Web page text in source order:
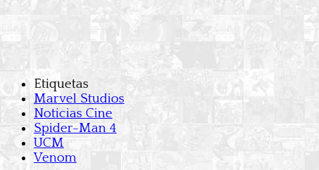
Etiquetas
Marvel Studios
Noticias Cine
Spider-Man 4
UCM
Venom